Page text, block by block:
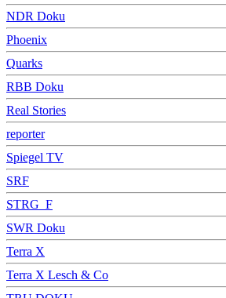
NDR Doku
Phoenix
Quarks
RBB Doku
Real Stories
reporter
Spiegel TV
SRF
STRG_F
SWR Doku
Terra X
Terra X Lesch & Co